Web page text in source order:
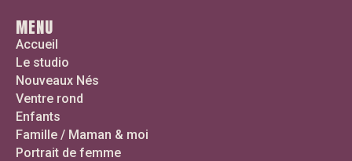
MENU
Accueil
Le studio
Nouveaux Nés
Ventre rond
Enfants
Famille / Maman & moi
Portrait de femme